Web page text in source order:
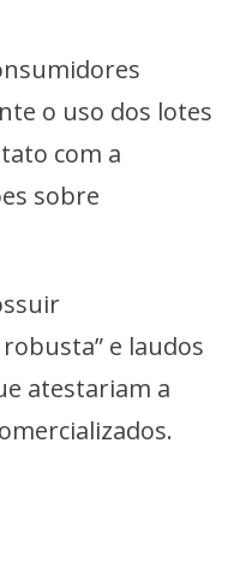
o uso dos lotes
com a
sobre
e laudos
atestariam a